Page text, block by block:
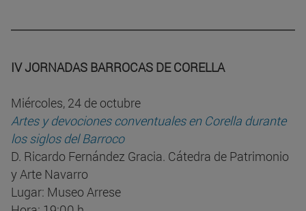
IV JORNADAS BARROCAS DE CORELLA
Miércoles, 24 de octubre
Artes y devociones conventuales en Corella durante
los siglos del Barroco
D. Ricardo Fernández Gracia. Cátedra de Patrimonio
y Arte Navarro
Lugar: Museo Arrese